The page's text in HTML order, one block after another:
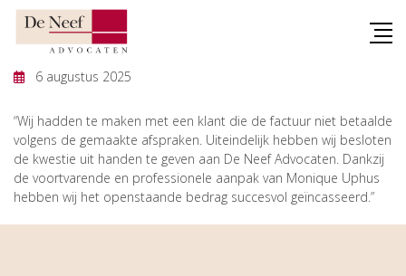
Skip
6 augustus 2025
“Wij hadden te maken met een klant die de factuur niet betaalde
volgens de gemaakte afspraken. Uiteindelijk hebben wij besloten
de kwestie uit handen te geven aan De Neef Advocaten. Dankzij
de voortvarende en professionele aanpak van Monique Uphus
hebben wij het openstaande bedrag succesvol geïncasseerd.”